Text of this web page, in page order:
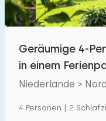
Geräumige 4-
in einem
Niederlande >
4 Personen | 2